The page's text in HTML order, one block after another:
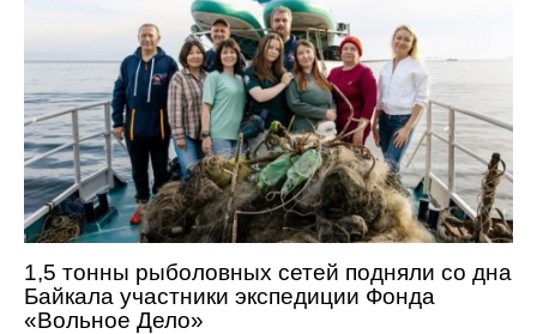
1,5 тонны рыболовных сетей подняли со дна
Байкала участники экспедиции Фонда
«Вольное Дело»